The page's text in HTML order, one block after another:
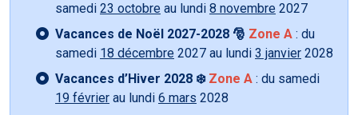
samedi 23 octobre au lundi 8 novembre 2027
Vacances de Noël 2027-2028 🎅 Zone A : du
samedi 18 décembre 2027 au lundi 3 janvier 2028
Vacances d’Hiver 2028 ❄️ Zone A : du samedi
19 février au lundi 6 mars 2028